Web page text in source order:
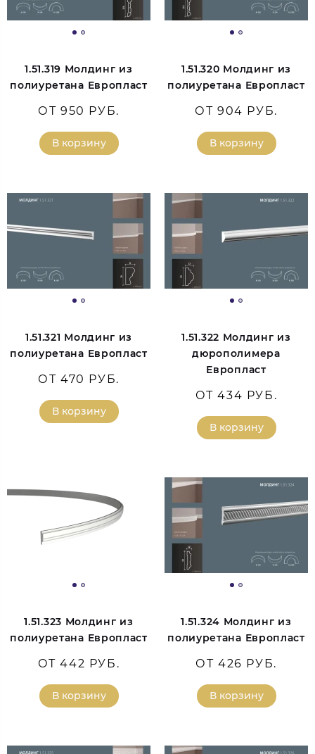
1.51.319 Молдинг из
полиуретана Европласт
ОТ 950 РУБ.
В корзину
1.51.320 Молдинг из
полиуретана Европласт
ОТ 904 РУБ.
В корзину
1.51.321 Молдинг из
полиуретана Европласт
ОТ 470 РУБ.
В корзину
1.51.322 Молдинг из
дюрополимера
Европласт
ОТ 434 РУБ.
В корзину
1.51.323 Молдинг из
полиуретана Европласт
ОТ 442 РУБ.
В корзину
1.51.324 Молдинг из
полиуретана Европласт
ОТ 426 РУБ.
В корзину